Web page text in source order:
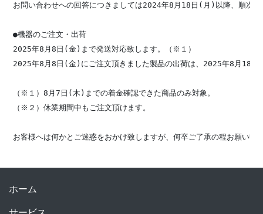
お問い合わせへの回答につきましては2024年8月18日(月)以降、順次行
●機器のご注文・出荷
2025年8月8日(金)まで発送対応致します。（※１）
2025年8月8日(金)にご注文頂きました製品の出荷は、2025年8月18
（※１）8月7日(木)までの着金確認できた商品のみ対象。
（※２）休業期間中もご注文頂けます。
ホーム